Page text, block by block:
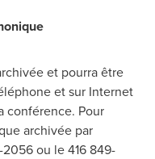
et pourra être
et sur Internet
conférence. Pour
archivée par
ou le 416 849-